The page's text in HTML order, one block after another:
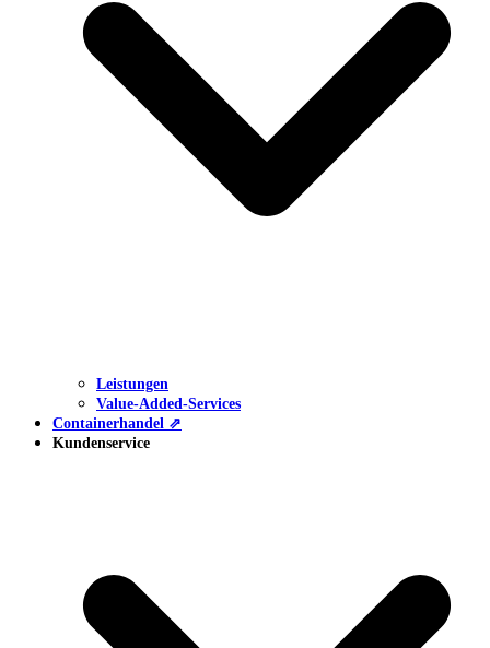
Leistungen
Value-Added-Services
Containerhandel ⇗
Kundenservice